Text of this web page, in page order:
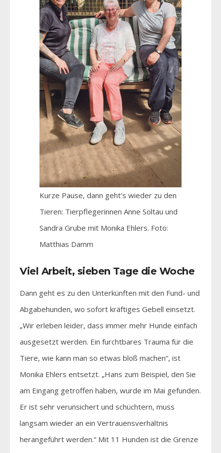
Kurze Pause, dann geht’s wieder zu den
Tieren: Tierpflegerinnen Anne Soltau und
Sandra Grube mit Monika Ehlers. Foto:
Matthias Damm
Viel Arbeit, sieben Tage die Woche
Dann geht es zu den Unterkünften mit den Fund- und
Abgabehunden, wo sofort kräftiges Gebell einsetzt.
„Wir erleben leider, dass immer mehr Hunde einfach
ausgesetzt werden. Ein furchtbares Trauma für die
Tiere, wie kann man so etwas bloß machen“, ist
Monika Ehlers entsetzt. „Hans zum Beispiel, den Sie
am Eingang getroffen haben, wurde im Mai gefunden.
Er ist sehr verunsichert und schüchtern, muss
langsam wieder an ein Vertrauensverhältnis
herangeführt werden.“ Mit 11 Hunden ist die Grenze